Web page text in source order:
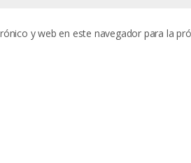
y web en este navegador para la